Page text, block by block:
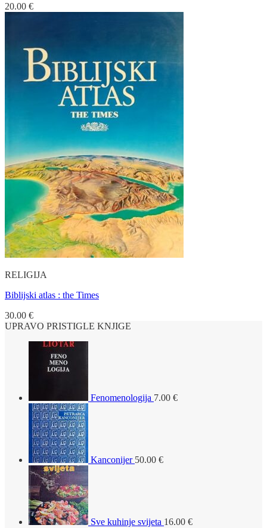
20.00 €
RELIGIJA
Biblijski atlas : the Times
30.00 €
UPRAVO PRISTIGLE KNJIGE
Fenomenologija 7.00 €
Kanconijer 50.00 €
Sve kuhinje svijeta 16.00 €